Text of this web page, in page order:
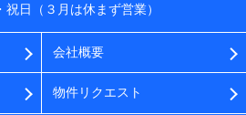
祝日（３月は休まず営業）
会社概要
物件リクエスト